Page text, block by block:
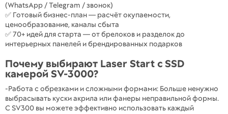
(WhatsApp / Telegram / звонок)
✅ Готовый бизнес-план — расчёт окупаемости,
ценообразование, каналы сбыта
✅ 70+ идей для старта — от брелоков и разделок до
интерьерных панелей и брендированных подарков
Почему выбирают Laser Start с SSD
камерой SV-3000?
-Работа с обрезками и сложными формами: Больше ненужно
выбрасывать куски акрила или фанеры неправильной формы.
С SV300 вы можете эффективно использовать каждый